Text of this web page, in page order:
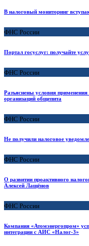
В налоговый мониторинг
ФНС России
Портал госуслуг: получайте
ФНС России
Разъяснены условия
организаций общепита
ФНС России
Не получили налоговое
ФНС России
О развитии проактивного
Алексей Лащёнов
ФНС России
Компания «Атомэнергопром»
интеграции с АИС «Налог-3»